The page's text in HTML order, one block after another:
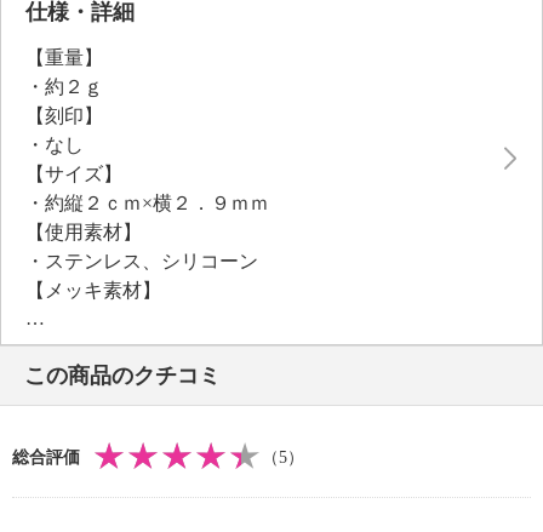
シンプルながらも存在感があり、耳元にスタイリッシ
トラベルジュエリーとしても重宝し、シーズンレスで
お使いいただけます。
仕様・詳細
【重量】
・約２ｇ
【刻印】
・なし
【サイズ】
・約縦２ｃｍ×横２．９ｍｍ
【使用素材】
・ステンレス、シリコーン
【メッキ素材】
・材質：ゴールドトーンコート（ゴールドカラー）
・ローズゴールドトーンコート（ローズゴールドカラ
ー）
【同梱物（取扱説明書・保管上の注意等）】
【その他】
・個体差あり
この商品のクチコミ
総合評価 （5）